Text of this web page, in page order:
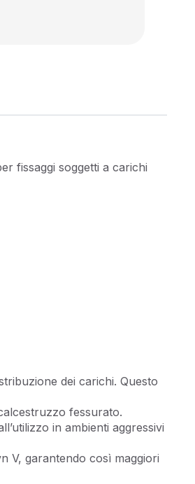
fissaggi soggetti a carichi
dei carichi. Questo
fessurato.
in ambienti aggressivi
V, garantendo così maggiori